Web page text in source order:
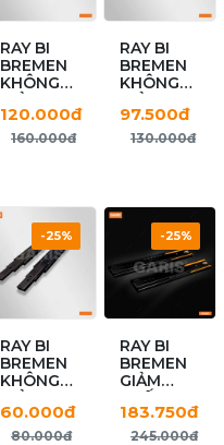
RAY BI
BREMEN
KHÔNG
GIẢM
CHẤN
GT04.50
120.000đ
160.000đ
RAY BI
BREMEN
KHÔNG
GIẢM
CHẤN
GT04.40
97.500đ
130.000đ
RAY BI
BREMEN
KHÔNG
GIẢM
CHẤN
GT04.25
60.000đ
80.000đ
-25%
RAY BI
BREMEN
GIẢM
CHẤN
LIỀN
GT04SC.50
183.750đ
245.000đ
-25%